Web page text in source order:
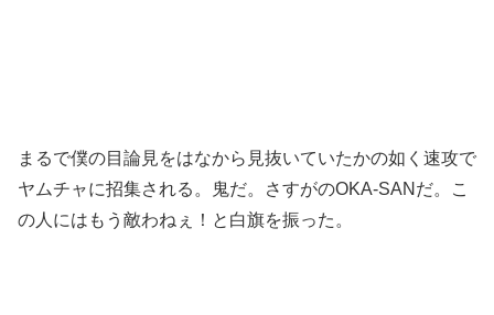
まるで僕の目論見をはなから見抜いていたかの如く速攻で
ヤムチャに招集される。鬼だ。さすがのOKA-SANだ。こ
の人にはもう敵わねぇ！と白旗を振った。